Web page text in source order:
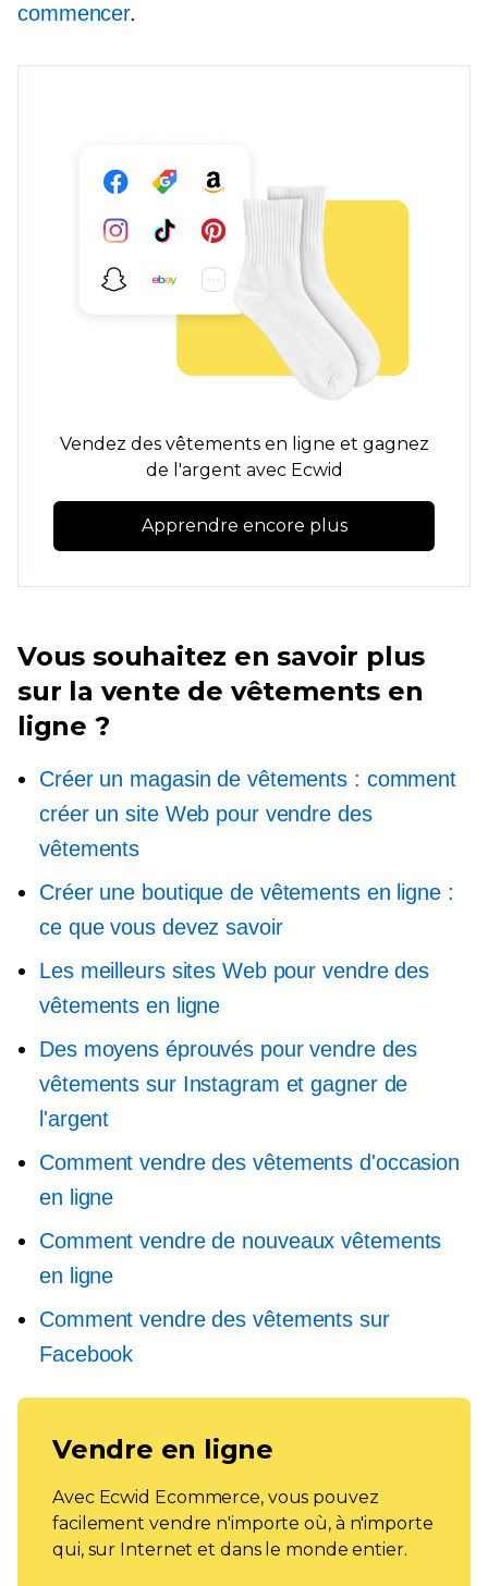
commencer.
Vendez des vêtements en ligne et gagnez
de l'argent avec Ecwid
Apprendre encore plus
Vous souhaitez en savoir plus
sur la vente de vêtements en
ligne ?
Créer un magasin de vêtements : comment
créer un site Web pour vendre des
vêtements
Créer une boutique de vêtements en ligne :
ce que vous devez savoir
Les meilleurs sites Web pour vendre des
vêtements en ligne
Des moyens éprouvés pour vendre des
vêtements sur Instagram et gagner de
l'argent
Comment vendre des vêtements d'occasion
en ligne
Comment vendre de nouveaux vêtements
en ligne
Comment vendre des vêtements sur
Facebook
Vendre en ligne
Avec Ecwid Ecommerce, vous pouvez
facilement vendre n'importe où, à n'importe
qui, sur Internet et dans le monde entier.